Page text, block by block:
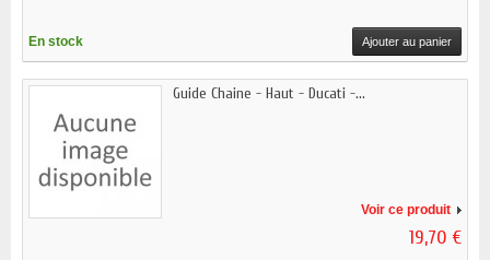
En stock Ajouter au panier
Guide Chaine - Haut - Ducati -...
Voir ce produit
19,70 €